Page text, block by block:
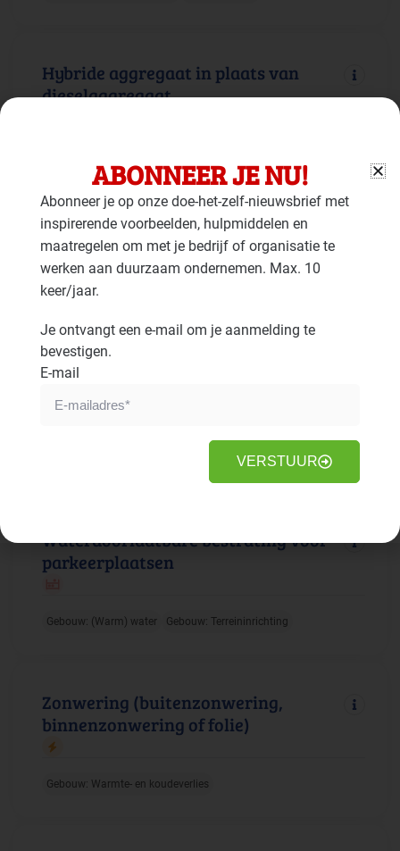
Hybride aggregaat in plaats van
dieselaggregaat
Aggregaten op alternatieve
brandstoffen
Batterij voor elektriciteitsopslag
Faciliteiten: Elektrische apparatuur
Waterdoorlaatbare bestrating voor
parkeerplaatsen
Gebouw: (Warm) water Gebouw: Terreininrichting
Zonwering (buitenzonwering,
binnenzonwering of folie)
Gebouw: Warmte- en koudeverlies
ABONNEER JE NU!
Abonneer je op onze doe-het-zelf-nieuwsbrief met
inspirerende voorbeelden, hulpmiddelen en
maatregelen om met je bedrijf of organisatie te
werken aan duurzaam ondernemen. Max. 10
keer/jaar.
Je ontvangt een e-mail om je aanmelding te
bevestigen.
E-mail
VERSTUUR